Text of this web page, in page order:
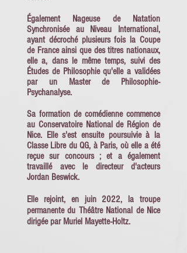
Également Nageuse de Natation
Synchronisée au Niveau International,
ayant décroché plusieurs fois la Coupe
de France ainsi que des titres nationaux,
elle a, dans le même temps, suivi des
Études de Philosophie qu'elle a validées
par un Master de Philosophie-
Psychanalyse.
Sa formation de comédienne commence
au Conservatoire National de Région de
Nice. Elle s'est ensuite poursuivie à la
Classe Libre du QG, à Paris, où elle a été
reçue sur concours ; et a également
travaillé avec le directeur d'acteurs
Jordan Beswick.
Elle rejoint, en juin 2022, la troupe
permanente du Théâtre National de Nice
dirigée par Muriel Mayette-Holtz.